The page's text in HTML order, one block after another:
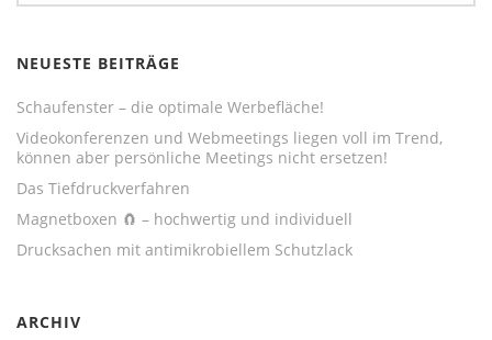
NEUESTE BEITRÄGE
Schaufenster – die optimale Werbefläche!
Videokonferenzen und Webmeetings liegen voll im Trend,
können aber persönliche Meetings nicht ersetzen!
Das Tiefdruckverfahren
Magnetboxen 🧲 – hochwertig und individuell
Drucksachen mit antimikrobiellem Schutzlack
ARCHIV